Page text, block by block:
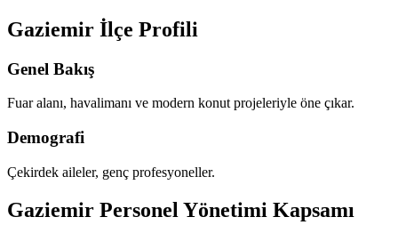
Gaziemir İlçe Profili
Genel Bakış
Fuar alanı, havalimanı ve modern konut projeleriyle öne çıkar.
Demografi
Çekirdek aileler, genç profesyoneller.
Gaziemir Personel Yönetimi Kapsamı